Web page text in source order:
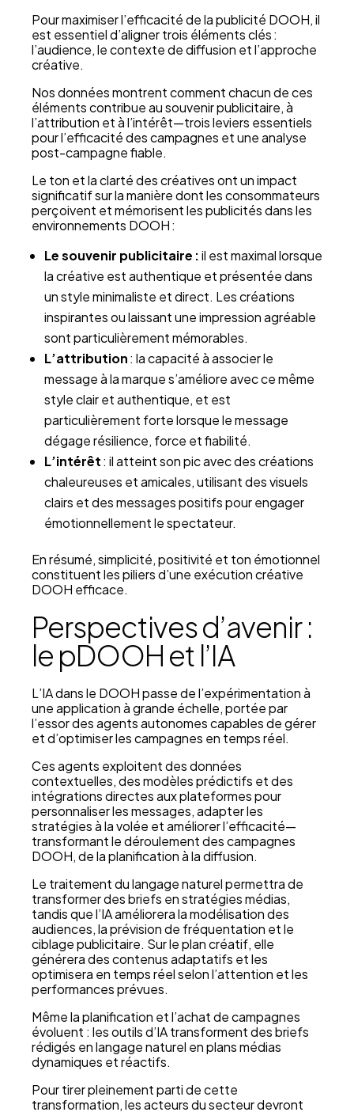
Pour maximiser l’efficacité de la publicité DOOH, il
est essentiel d’aligner trois éléments clés :
l’audience, le contexte de diffusion et l’approche
créative.
Nos données montrent comment chacun de ces
éléments contribue au souvenir publicitaire, à
l’attribution et à l’intérêt—trois leviers essentiels
pour l’efficacité des campagnes et une analyse
post-campagne fiable.
Le ton et la clarté des créatives ont un impact
significatif sur la manière dont les consommateurs
perçoivent et mémorisent les publicités dans les
environnements DOOH :
Le souvenir publicitaire :il est maximal lorsque
la créative est authentique et présentée dans
un style minimaliste et direct. Les créations
inspirantes ou laissant une impression agréable
sont particulièrement mémorables.
L’attribution: la capacité à associer le
message à la marque s’améliore avec ce même
style clair et authentique, et est
particulièrement forte lorsque le message
dégage résilience, force et fiabilité.
L’intérêt: il atteint son pic avec des créations
chaleureuses et amicales, utilisant des visuels
clairs et des messages positifs pour engager
émotionnellement le spectateur.
En résumé, simplicité, positivité et ton émotionnel
constituent les piliers d’une exécution créative
DOOH efficace.
Perspectives d’avenir :
le pDOOH et l’IA
L’IA dans le DOOH passe de l’expérimentation à
une application à grande échelle, portée par
l’essor des agents autonomes capables de gérer
et d’optimiser les campagnes en temps réel.
Ces agents exploitent des données
contextuelles, des modèles prédictifs et des
intégrations directes aux plateformes pour
personnaliser les messages, adapter les
stratégies à la volée et améliorer l’efficacité—
transformant le déroulement des campagnes
DOOH, de la planification à la diffusion.
Le traitement du langage naturel permettra de
transformer des briefs en stratégies médias,
tandis que l’IA améliorera la modélisation des
audiences, la prévision de fréquentation et le
ciblage publicitaire. Sur le plan créatif, elle
générera des contenus adaptatifs et les
optimisera en temps réel selon l’attention et les
performances prévues.
Même la planification et l’achat de campagnes
évoluent : les outils d’IA transforment des briefs
rédigés en langage naturel en plans médias
dynamiques et réactifs.
Pour tirer pleinement parti de cette
transformation, les acteurs du secteur devront